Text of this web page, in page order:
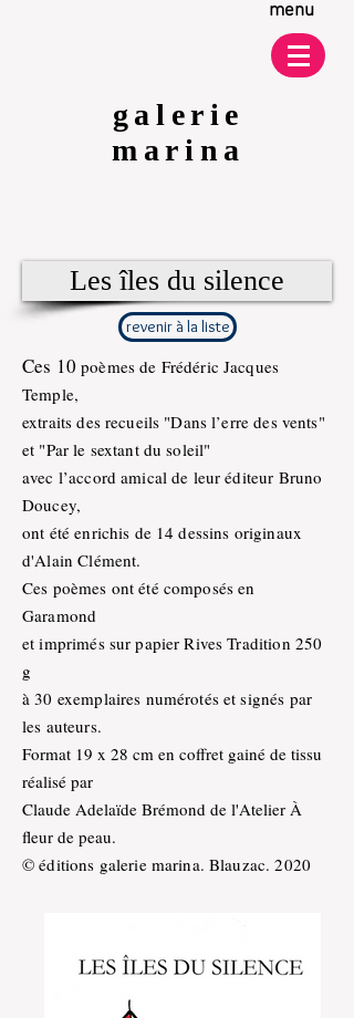
menu
galerie
marina
Les îles du silence
revenir à la liste
Ces 10 poèmes de Frédéric Jacques
Temple,
extraits des recueils "Dans l’erre des vents"
et "Par le sextant du soleil"
avec l’accord amical de leur éditeur Bruno
Doucey,
ont été enrichis de 14 dessins originaux
d'Alain Clément.
Ces poèmes ont été composés en
Garamond
et imprimés sur papier Rives Tradition 250
g
à 30 exemplaires numérotés et signés par
les auteurs.
Format 19 x 28 cm en coffret gainé de tissu
réalisé par
Claude Adelaïde Brémond de l'Atelier À
fleur de peau.
© éditions galerie marina. Blauzac. 2020